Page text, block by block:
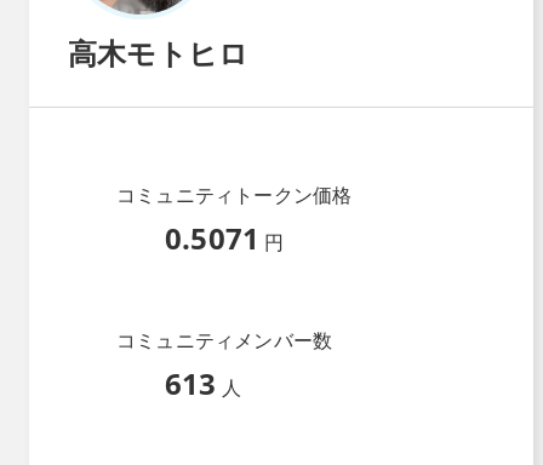
高木モトヒロ
コミュニティトークン価格
0.5071 円
コミュニティメンバー数
613 人